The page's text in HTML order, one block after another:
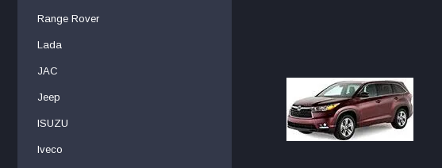
Range Rover
Lada
JAC
Jeep
ISUZU
Iveco